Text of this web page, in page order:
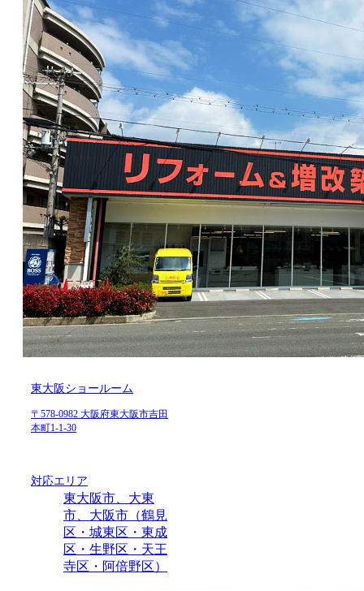
東大阪ショールーム
〒578-0982 大阪府東大阪市吉田
本町1-1-30
対応エリア
東大阪市、大東
市、大阪市（鶴見
区・城東区・東成
区・生野区・天王
寺区・阿倍野区）